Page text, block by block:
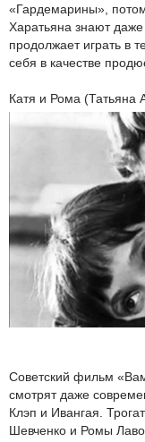
«Гардемарины»,
Харатьяна знают
продолжает играть в
себя в качестве
Катя и Рома (Татьяна
Советский фильм
смотрят даже
Клэп и Ивангая.
Шевченко и Ромы